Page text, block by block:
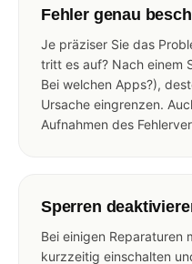
Fehler genau
Je präziser Sie das
tritt es auf? Nach einem
Bei welchen Apps?),
Ursache eingrenzen.
Aufnahmen des
Sperren
Bei einigen Reparaturen
kurzzeitig einschalten